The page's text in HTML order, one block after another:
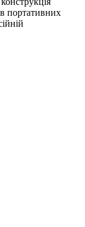
портативних